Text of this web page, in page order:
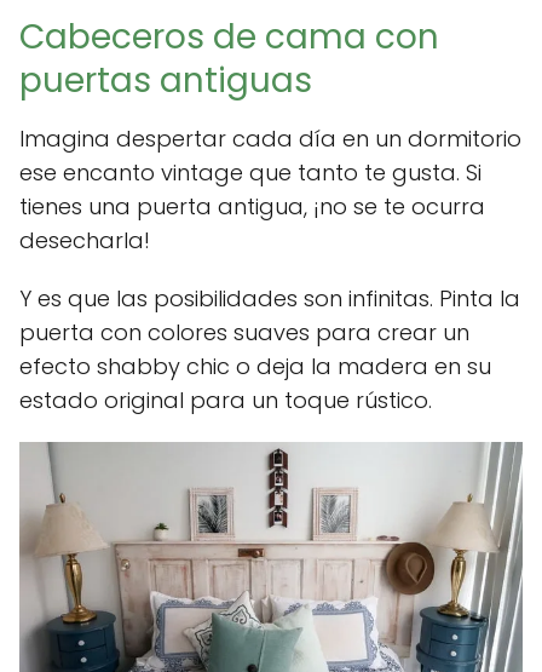
Cabeceros de cama con
puertas antiguas
Imagina despertar cada día en un dormitorio
ese encanto vintage que tanto te gusta. Si
tienes una puerta antigua, ¡no se te ocurra
desecharla!
Y es que las posibilidades son infinitas. Pinta la
puerta con colores suaves para crear un
efecto shabby chic o deja la madera en su
estado original para un toque rústico.